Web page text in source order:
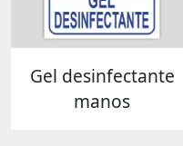
Gel desinfectante
manos